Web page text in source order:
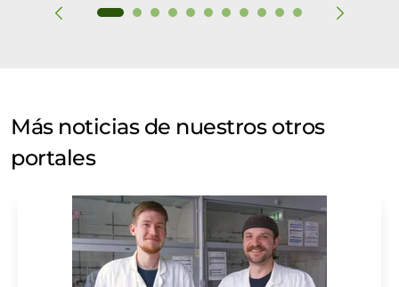
Más noticias de nuestros otros
portales